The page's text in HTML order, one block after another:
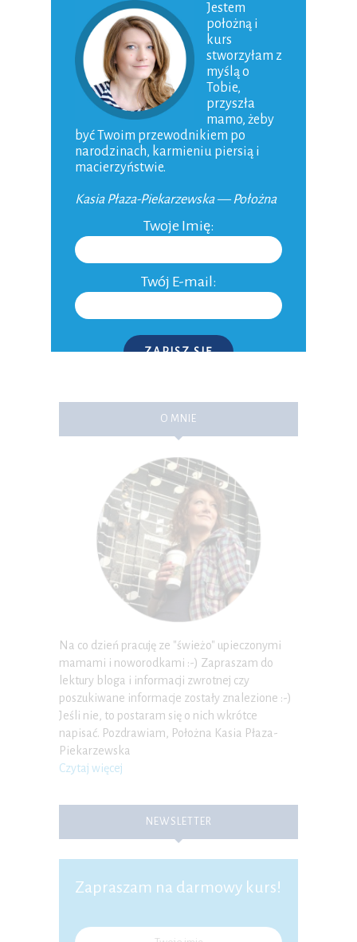
Adres e-mail*
Witryna
Zapamiętaj
przeglądarce
podczas pisania
komentarzy.
O MNIE
Na co dzień pracuję ze "świeżo" upieczonymi
mamami i noworodkami :-) Zapraszam do
lektury bloga i informacji zwrotnej czy
poszukiwane informacje zostały znalezione :-)
Jeśli nie, to postaram się o nich wkrótce
napisać. Pozdrawiam, Położna Kasia Płaza-
Piekarzewska
Czytaj więcej
NEWSLETTER
Zapraszam na darmowy kurs!
Jestem
położną i
kurs
stworzyłam z
myślą o
Tobie,
przyszła
mamo, żeby
być Twoim przewodnikiem po
narodzinach, karmieniu piersią i
macierzyństwie.
Kasia Płaza-Piekarzewska — Położna
Twoje Imię:
Twój E-mail:
ZAPISZ SIĘ